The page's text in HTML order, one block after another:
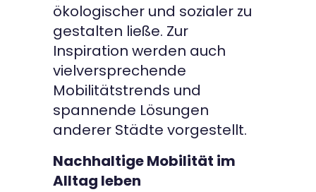
ökologischer und sozialer zu
gestalten ließe. Zur
Inspiration werden auch
vielversprechende
Mobilitätstrends und
spannende Lösungen
anderer Städte vorgestellt.
Nachhaltige Mobilität im
Alltag leben